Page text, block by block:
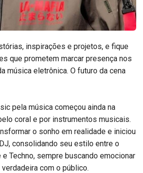
inspirações e projetos, e fique
que prometem marcar presença nos
música eletrônica. O futuro da cena
pela música começou ainda na
coral e por instrumentos musicais.
o sonho em realidade e iniciou
consolidando seu estilo entre o
Techno, sempre buscando emocionar
com o público.